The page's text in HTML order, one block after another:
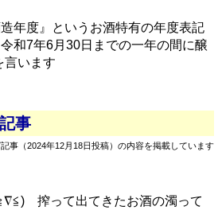
年度』というお酒特有の年度表記
和7年6月30日までの一年の間に醸
言います
事
事（2024年12月18日投稿）の内容を掲載しています
搾って出てきたお酒の濁って